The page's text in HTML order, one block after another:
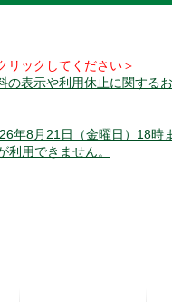
ックしてください＞
の表示や利用休止に関する
年8月21日（金曜日）18時
用できません。